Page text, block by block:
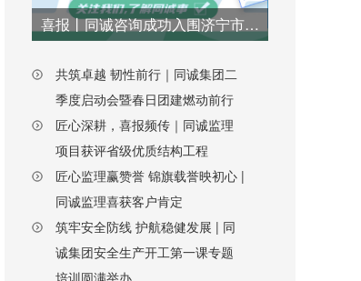
喜报丨同诚咨询成功入围济宁市兖州区财政局财政投资评审造价咨询服务项目
共筑卓越 韧性前行｜同诚集团二
季度启动会暨春日团建燃动前行
匠心深耕，喜报频传｜同诚监理
项目获评省级优质结构工程
匠心监理赢赞誉 锦旗载誉映初心 |
同诚监理喜获客户肯定
筑牢安全防线 护航稳健发展 | 同
诚集团安全生产开工第一课专题
培训圆满举办